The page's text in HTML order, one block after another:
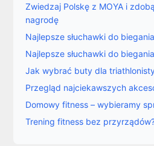
Zwiedzaj Polskę z MOYA i
nagrodę
Najlepsze słuchawki do biegania
Najlepsze słuchawki do biegania
Jak wybrać buty dla
Przegląd najciekawszych
Domowy fitness – wybieramy
Trening fitness bez